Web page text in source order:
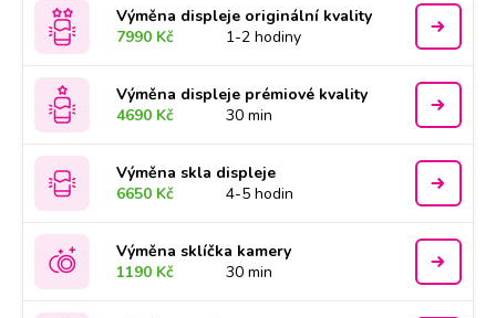
Výměna displeje originální kvality
7990 Kč
1-2 hodiny
Výměna displeje prémiové kvality
4690 Kč
30 min
Výměna skla displeje
6650 Kč
4-5 hodin
Výměna sklíčka kamery
1190 Kč
30 min